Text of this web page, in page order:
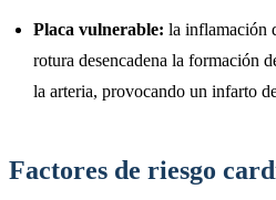
Placa vulnerable: la inflamación
rotura desencadena la formación
la arteria, provocando un infarto
Factores de riesgo